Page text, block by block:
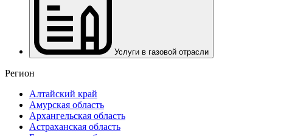
Услуги в газовой отрасли
Регион
Алтайский край
Амурская область
Архангельская область
Астраханская область